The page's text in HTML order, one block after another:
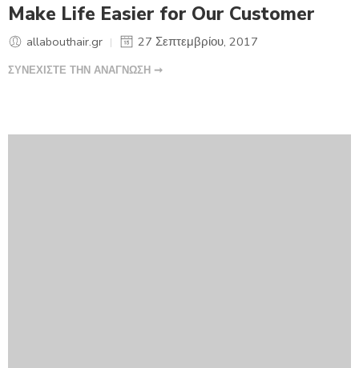
Make Life Easier for Our Customer
allabouthair.gr 27 Σεπτεμβρίου, 2017
ΣΥΝΕΧΙΣΤΕ ΤΗΝ ΑΝΑΓΝΩΣΗ ➞